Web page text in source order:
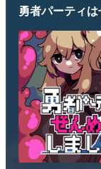
勇者パーティは